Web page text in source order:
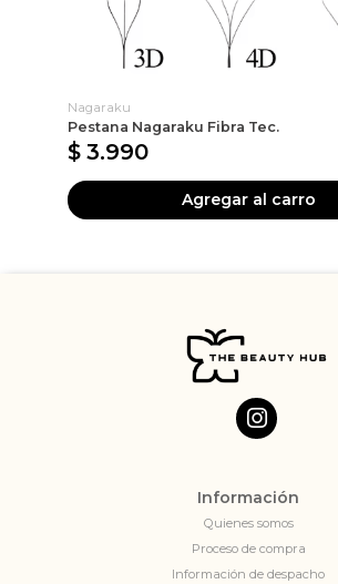
Nagaraku
Pestana Nagaraku Fibra Tec.
$ 3.990
Agregar al carro
Información
Quienes somos
Proceso de compra
Información de despacho